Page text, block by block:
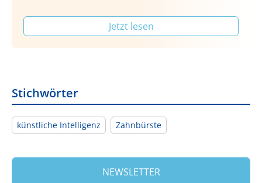
Jetzt lesen
Stichwörter
künstliche Intelligenz Zahnbürste
NEWSLETTER